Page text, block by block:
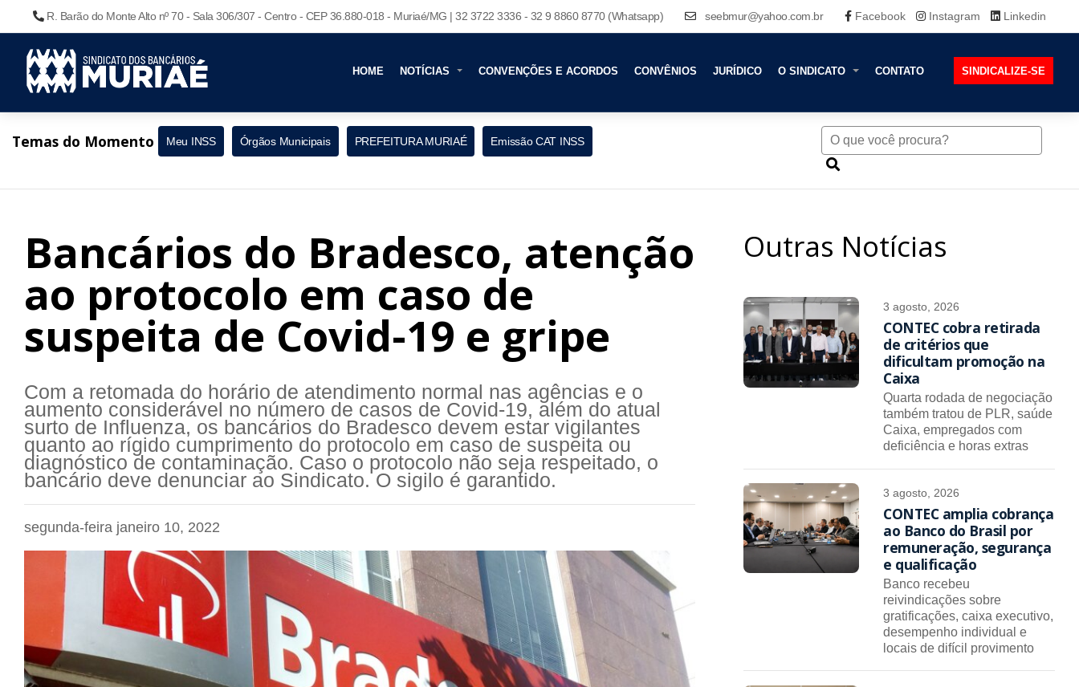
R. Barão do Monte Alto nº 70 - Sala 306/307 - Centro - CEP 36.880-018 - Muriaé/MG | 32 3722 3336 - 32 9 8860 8770 (Whatsapp) seebmur@yahoo.com.br Facebook Instagram Linkedin
HOME NOTÍCIAS CONVENÇÕES E ACORDOS CONVÊNIOS JURÍDICO O SINDICATO CONTATO SINDICALIZE-SE
Temas do Momento Meu INSS Órgãos Municipais PREFEITURA MURIAÉ Emissão CAT INSS
Bancários do Bradesco, atenção
ao protocolo em caso de
suspeita de Covid-19 e gripe
Com a retomada do horário de atendimento normal nas agências e o
aumento considerável no número de casos de Covid-19, além do atual
surto de Influenza, os bancários do Bradesco devem estar vigilantes
quanto ao rígido cumprimento do protocolo em caso de suspeita ou
diagnóstico de contaminação. Caso o protocolo não seja respeitado, o
bancário deve denunciar ao Sindicato. O sigilo é garantido.
segunda-feira janeiro 10, 2022
Outras Notícias
3 agosto, 2026
CONTEC cobra retirada
de critérios que
dificultam promoção na
Caixa
Quarta rodada de negociação
também tratou de PLR, saúde
Caixa, empregados com
deficiência e horas extras
3 agosto, 2026
CONTEC amplia cobrança
ao Banco do Brasil por
remuneração, segurança
e qualificação
Banco recebeu
reivindicações sobre
gratificações, caixa executivo,
desempenho individual e
locais de difícil provimento